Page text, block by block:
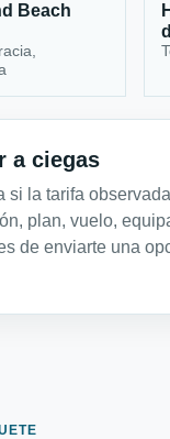
Beach
a ciegas
si la tarifa observada
plan, vuelo,
de enviarte una